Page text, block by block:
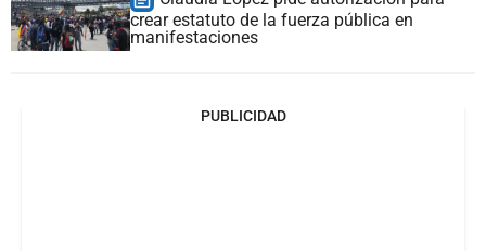
crear estatuto de la fuerza pública en
manifestaciones
PUBLICIDAD